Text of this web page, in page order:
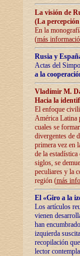
La visión de
(La
En la
(más
Rusia y
Actas del
a la
Vladímir M.
Hacia la
El enfoque
América Latina
cuales se
divergentes de
primera vez en
de la
siglos, se
peculiares y la
región (más
El «Giro a la
Los artículos
vienen
han
izquierda
recopilación
lector